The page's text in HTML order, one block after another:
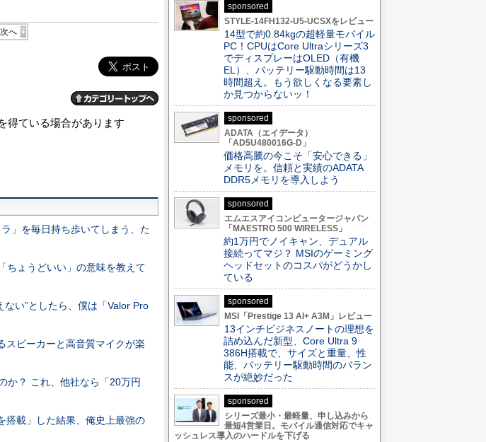
次へ
得ている場合があります
」を毎日持ち歩いてしまう、た
ちょうどいい」の意味を教えて
い”としたら、僕は「Valor Pro
スピーカーと高音質マイクが楽
か？ これ、他社なら「20万円
搭載」した結果、俺史上最強の
sponsored
STYLE-14FH132-U5-UCSXをレビュー
14型で約0.84kgの超軽量モバイル
PC！CPUはCore Ultraシリーズ3
でディスプレーはOLED（有機
EL）、バッテリー駆動時間は13
時間超え。もう欲しくなる要素し
か見つからないッ！
sponsored
ADATA（エイデータ）
「AD5U480016G-D」
価格高騰の今こそ「安心できる」
メモリを。信頼と実績のADATA
DDR5メモリを導入しよう
sponsored
エムエスアイコンピュータージャパン
「MAESTRO 500 WIRELESS」
約1万円でノイキャン、デュアル
接続ってマジ？ MSIのゲーミング
ヘッドセットのコスパがどうかし
ている
sponsored
MSI「Prestige 13 AI+ A3M」レビュー
13インチビジネスノートの理想を
詰め込んだ新型、Core Ultra 9
386H搭載で、サイズと重量、性
能、バッテリー駆動時間のバラン
スが絶妙だった
sponsored
シリーズ最小・最軽量、申し込みから
最短4営業日。モバイル通信対応でキャ
ッシュレス導入のハードルを下げる